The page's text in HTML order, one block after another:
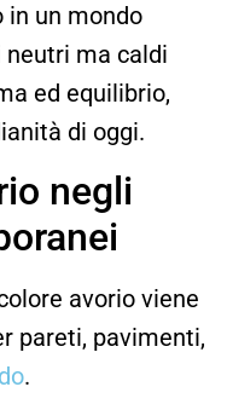
in un mondo
ma caldi
ed equilibrio,
di oggi.
negli
avorio viene
pareti, pavimenti,
.